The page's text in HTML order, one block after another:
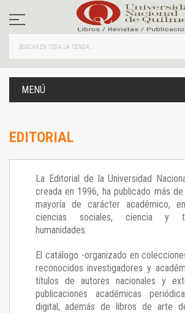
contenido
MENÚ
EDITORIAL
La Editorial de la Universidad
creada en 1996, ha publicado más
mayoría de carácter académico,
ciencias sociales, ciencia y
humanidades.
El catálogo -organizado en
reconocidos investigadores y
títulos de autores nacionales y
publicaciones académicas
digital, además de libros de arte